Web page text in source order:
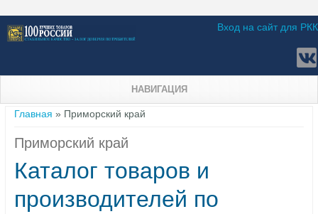
Вход на сайт для РКК
НАВИГАЦИЯ
Вы здесь
Главная » Приморский край
Приморский край
Каталог товаров и
производителей по